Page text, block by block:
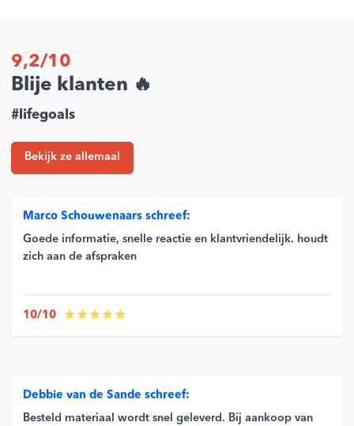
9,2/10
Blije klanten 🔥
#lifegoals
Bekijk ze allemaal
Marco Schouwenaars schreef:
Goede informatie, snelle reactie en klantvriendelijk. houdt
zich aan de afspraken
10/10
Debbie van de Sande schreef:
Besteld materiaal wordt snel geleverd. Bij aankoop van